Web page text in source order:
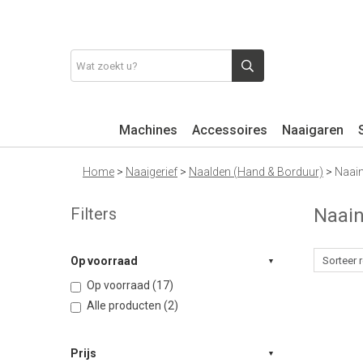
Machines Accessoires Naaigaren
Home > Naaigerief > Naalden (Hand & Borduur) >
Filters
Op voorraad
Op voorraad (17)
Alle producten (2)
Prijs